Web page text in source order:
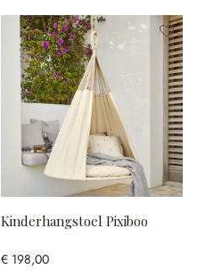
Kinderhangstoel Pixiboo
€ 198,00